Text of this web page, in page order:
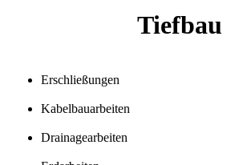
Tiefbau
Erschließungen
Kabelbauarbeiten
Drainagearbeiten